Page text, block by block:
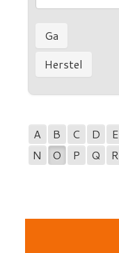
A B C D E
N
O P Q R